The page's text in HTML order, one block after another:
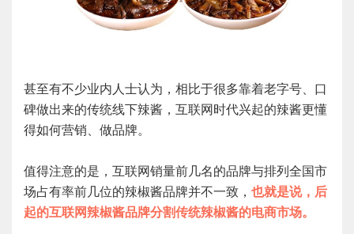
甚至有不少业内人士认为，相比于很多靠着老字号、口
碑做出来的传统线下辣酱，互联网时代兴起的辣酱更懂
得如何营销、做品牌。
值得注意的是，互联网销量前几名的品牌与排列全国市
场占有率前几位的辣椒酱品牌并不一致， 也就是说，后
起的互联网辣椒酱品牌分割传统辣椒酱的电商市场。